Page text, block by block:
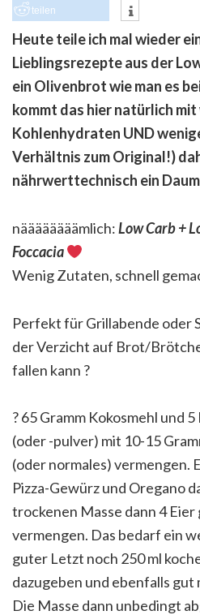
teilen
Heute teile ich mal wieder
Lieblingsrezepte aus der
ein Olivenbrot wie man es
kommt das hier natürlich
Kohlenhydraten UND
Verhältnis zum Original!)
nährwerttechnisch ein
näääääääämlich:Low Carb +
Foccacia
Wenig Zutaten, schnell
Perfekt für Grillabende oder
der Verzicht auf Brot/
fallen kann ?
?65 Gramm Kokosmehl und
(oder -pulver) mit 10-15
(oder normales) vermengen.
Pizza-Gewürz und Oregano
trockenen Masse dann 4 Eier
vermengen. Das bedarf ein
guter Letzt noch 250 ml
dazugeben und ebenfalls gut
Die Masse dann unbedingt